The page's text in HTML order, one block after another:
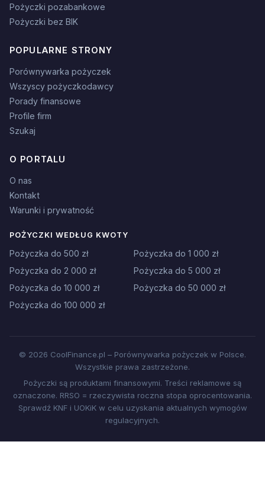
Pożyczki pozabankowe
Pożyczki bez BIK
POPULARNE STRONY
Porównywarka pożyczek
Wszyscy pożyczkodawcy
Porady finansowe
Profile firm
Szukaj
O PORTALU
O nas
Kontakt
Warunki i prywatność
POŻYCZKI WEDŁUG KWOTY
Pożyczka do 500 zł
Pożyczka do 1 000 zł
Pożyczka do 2 000 zł
Pożyczka do 5 000 zł
Pożyczka do 10 000 zł
Pożyczka do 50 000 zł
Pożyczka do 100 000 zł
© 2026 CoolFinance.pl – Porównywarka pożyczek w Polsce.
Wszystkie prawa zastrzeżone.
Pożyczki są produktami finansowymi. Treści reklamowe są
oznaczone. RRSO = rzeczywista roczna stopa oprocentowania.
Sprawdź KNF i UOKiK w celu uzyskania aktualnych wymogów
regulacyjnych.